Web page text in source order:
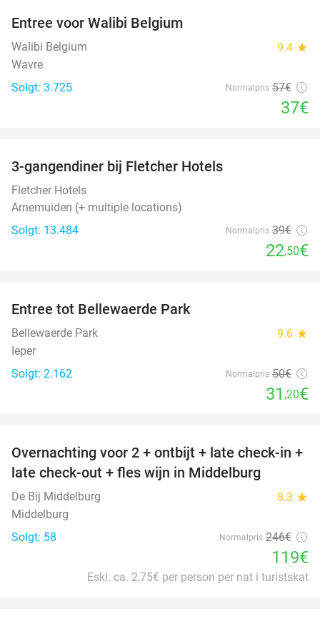
Entree voor Walibi Belgium
Walibi Belgium 9.4 star
Wavre
Solgt: 3.725
Normalpris 57€
37€
3-gangendiner bij Fletcher Hotels
Fletcher Hotels
Arnemuiden (+ multiple locations)
Solgt: 13.484
Normalpris 39€
22,50€
Entree tot Bellewaerde Park
Bellewaerde Park 9.6 star
Ieper
Solgt: 2.162
Normalpris 50€
31 ,20€
52%
Overnachting voor 2 + ontbijt + late check-in +
late check-out + fles wijn in Middelburg
De Bij Middelburg 8.3 star
Middelburg
Solgt: 58
Normalpris 246€
119€
Eskl. ca. 2,75€ per person per nat i turistskat